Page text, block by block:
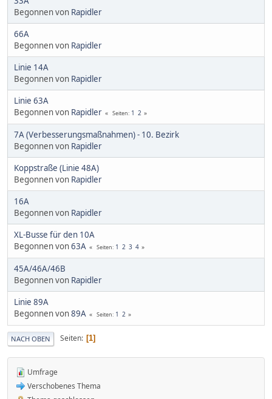
Begonnen von Rapidler
66A
Begonnen von Rapidler
Linie 14A
Begonnen von Rapidler
Linie 63A
Begonnen von Rapidler Seiten 1 2
7A (Verbesserungsmaßnahmen) - 10. Bezirk
Begonnen von Rapidler
Koppstraße (Linie 48A)
Begonnen von Rapidler
16A
Begonnen von Rapidler
XL-Busse für den 10A
Begonnen von63A Seiten 1 2 3 4
45A/46A/46B
Begonnen von Rapidler
Linie 89A
Begonnen von89A Seiten 1 2
NACH OBEN Seiten 1
Umfrage
Verschobenes Thema